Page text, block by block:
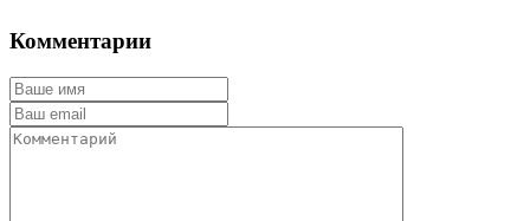
Комментарии